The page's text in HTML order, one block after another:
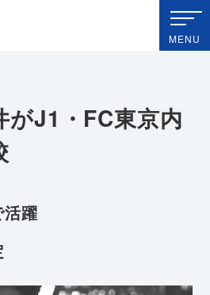
埼玉新聞社 高校受験ナビ
MENU
がJ1・FC東京内
活躍